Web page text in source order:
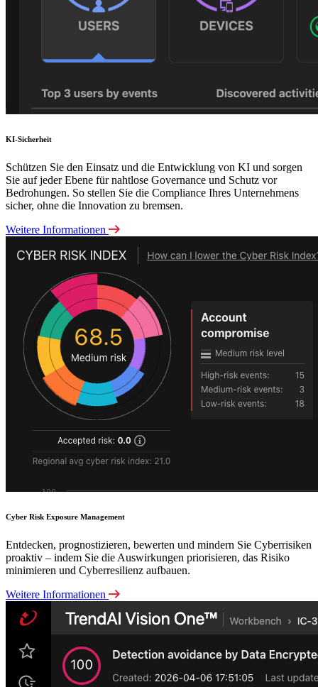
KI-Sicherheit
Schützen Sie den Einsatz und die Entwicklung von KI und sorgen
Sie auf jeder Ebene für nahtlose Governance und Schutz vor
Bedrohungen. So stellen Sie die Compliance Ihres Unternehmens
sicher, ohne die Innovation zu bremsen.
Weitere Informationen
Cyber Risk Exposure Management
Entdecken, prognostizieren, bewerten und mindern Sie Cyberrisiken
proaktiv – indem Sie die Auswirkungen priorisieren, das Risiko
minimieren und Cyberresilienz aufbauen.
Weitere Informationen